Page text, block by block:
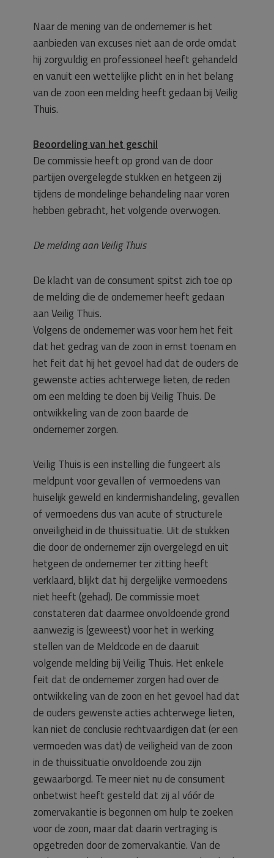
Naar de mening van de ondernemer is het
aanbieden van excuses niet aan de orde omdat
hij zorgvuldig en professioneel heeft gehandeld
en vanuit een wettelijke plicht en in het belang
van de zoon een melding heeft gedaan bij Veilig
Thuis.
Beoordeling van het geschil
De commissie heeft op grond van de door
partijen overgelegde stukken en hetgeen zij
tijdens de mondelinge behandeling naar voren
hebben gebracht, het volgende overwogen.
De melding aan Veilig Thuis
De klacht van de consument spitst zich toe op
de melding die de ondernemer heeft gedaan
aan Veilig Thuis.
Volgens de ondernemer was voor hem het feit
dat het gedrag van de zoon in ernst toenam en
het feit dat hij het gevoel had dat de ouders de
gewenste acties achterwege lieten, de reden
om een melding te doen bij Veilig Thuis. De
ontwikkeling van de zoon baarde de
ondernemer zorgen.
Veilig Thuis is een instelling die fungeert als
meldpunt voor gevallen of vermoedens van
huiselijk geweld en kindermishandeling, gevallen
of vermoedens dus van acute of structurele
onveiligheid in de thuissituatie. Uit de stukken
die door de ondernemer zijn overgelegd en uit
hetgeen de ondernemer ter zitting heeft
verklaard, blijkt dat hij dergelijke vermoedens
niet heeft (gehad). De commissie moet
constateren dat daarmee onvoldoende grond
aanwezig is (geweest) voor het in werking
stellen van de Meldcode en de daaruit
volgende melding bij Veilig Thuis. Het enkele
feit dat de ondernemer zorgen had over de
ontwikkeling van de zoon en het gevoel had dat
de ouders gewenste acties achterwege lieten,
kan niet de conclusie rechtvaardigen dat (er een
vermoeden was dat) de veiligheid van de zoon
in de thuissituatie onvoldoende zou zijn
gewaarborgd. Te meer niet nu de consument
onbetwist heeft gesteld dat zij al vóór de
zomervakantie is begonnen om hulp te zoeken
voor de zoon, maar dat daarin vertraging is
opgetreden door de zomervakantie. Van de